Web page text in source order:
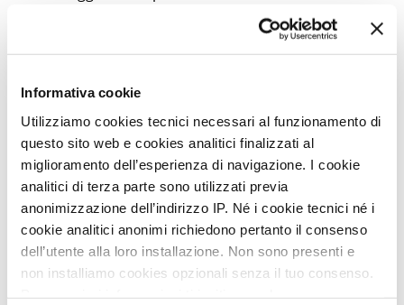
Informativa cookie
Utilizziamo cookies tecnici necessari al funzionamento di
questo sito web e cookies analitici finalizzati al
miglioramento dell’esperienza di navigazione. I cookie
analitici di terza parte sono utilizzati previa
anonimizzazione dell’indirizzo IP. Né i cookie tecnici né i
cookie analitici anonimi richiedono pertanto il consenso
dell’utente alla loro installazione. Non sono presenti e
non installiamo cookies opzionali senza il tuo consenso.
riassorbimento osseo: calcio e vitamina D
Perché, in un’ottica di prevenzione, è importante
a base di caffeina
L’opportunità di non fumare e di limitare il consumo
di alcol
Per gentile concessione di Italpress - Focus Salute
Torna a Le vostre domande 2025